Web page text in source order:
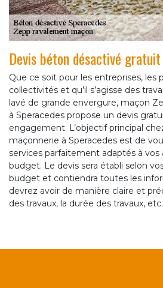
Devis béton désactivé
Que ce soit pour les entreprises, les
collectivités et qu’il s’agisse des
lavé de grande envergure, maçon
à Speracedes propose un devis
engagement. L’objectif principal
maçonnerie à Speracedes est de
services parfaitement adaptés à
budget. Le devis sera établi selon
budget et contiendra toutes les
devrez avoir de manière claire et
des travaux, la durée des travaux, etc.